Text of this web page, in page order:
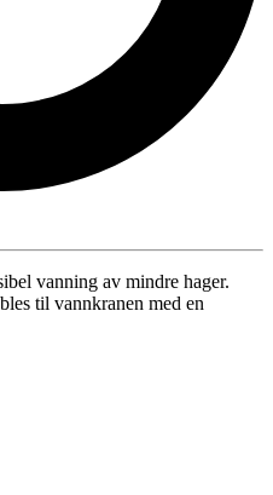
vanning av mindre hager.
til vannkranen med en